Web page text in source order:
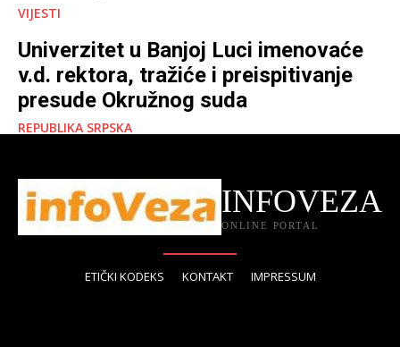
VIJESTI
Univerzitet u Banjoj Luci imenovaće
v.d. rektora, tražiće i preispitivanje
presude Okružnog suda
REPUBLIKA SRPSKA
INFOVEZA
ONLINE PORTAL
ETIČKI KODEKS KONTAKT IMPRESSUM